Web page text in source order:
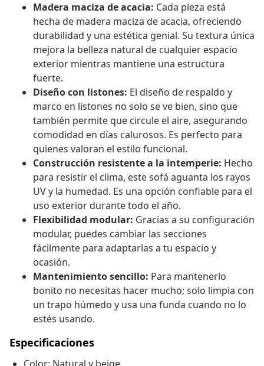
Madera maciza de acacia: Cada pieza está
hecha de madera maciza de acacia, ofreciendo
durabilidad y una estética genial. Su textura única
mejora la belleza natural de cualquier espacio
exterior mientras mantiene una estructura
fuerte.
Diseño con listones: El diseño de respaldo y
marco en listones no solo se ve bien, sino que
también permite que circule el aire, asegurando
comodidad en días calurosos. Es perfecto para
quienes valoran el estilo funcional.
Construcción resistente a la intemperie: Hecho
para resistir el clima, este sofá aguanta los rayos
UV y la humedad. Es una opción confiable para el
uso exterior durante todo el año.
Flexibilidad modular: Gracias a su configuración
modular, puedes cambiar las secciones
fácilmente para adaptarlas a tu espacio y
ocasión.
Mantenimiento sencillo: Para mantenerlo
bonito no necesitas hacer mucho; solo limpia con
un trapo húmedo y usa una funda cuando no lo
estés usando.
Especificaciones